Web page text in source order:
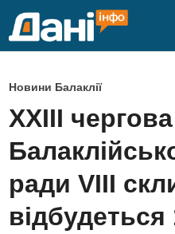
P
o
s
e
d
Новини Балаклії
ХХIIІ чергова
ради VІІI